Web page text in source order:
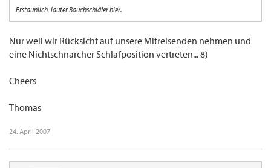
Erstaunlich, lauter Bauchschläfer hier.
Nur weil wir Rücksicht auf unsere Mitreisenden nehmen und
eine Nichtschnarcher Schlafposition vertreten... 8)
Cheers
Thomas
24. April 2007